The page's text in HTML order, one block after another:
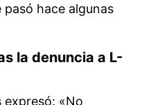
hace algunas
la denuncia a L-
expresó: «No